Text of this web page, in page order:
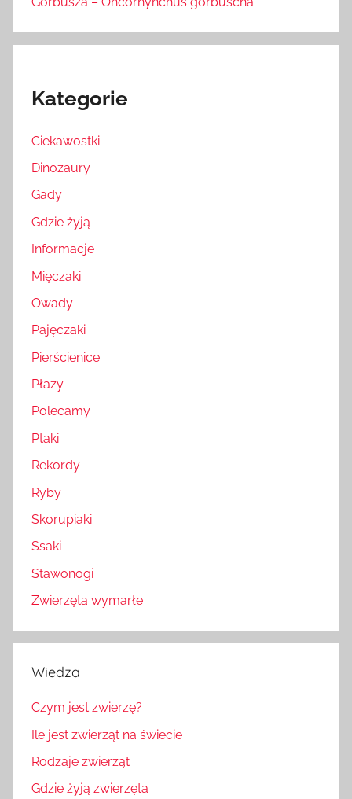
Kategorie
Ciekawostki
Dinozaury
Gady
Gdzie żyją
Informacje
Mięczaki
Owady
Pajęczaki
Pierścienice
Płazy
Polecamy
Ptaki
Rekordy
Ryby
Skorupiaki
Ssaki
Stawonogi
Zwierzęta wymarłe
Wiedza
Czym jest zwierzę?
Ile jest zwierząt na świecie
Rodzaje zwierząt
Gdzie żyją zwierzęta